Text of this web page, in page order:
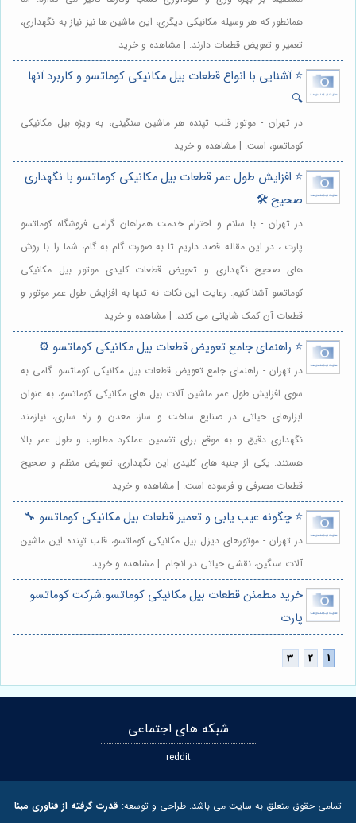
همانطور که هر وسیله مکانیکی دیگری، این ماشین ها نیز نیاز به نگهداری،
تعمیر و تعویض قطعات دارند. | مشاهده و خرید
⭐️ آشنایی با انواع قطعات بیل مکانیکی کوماتسو و کاربرد آنها
🔍
در تهران - موتور قلب تپنده هر ماشین سنگینی، به ویژه بیل مکانیکی
کوماتسو، است. | مشاهده و خرید
⭐️ افزایش طول عمر قطعات بیل مکانیکی کوماتسو با نگهداری
صحیح 🛠️
در تهران - با سلام و احترام خدمت همراهان گرامی فروشگاه کوماتسو
پارت ، در این مقاله قصد داریم تا به صورت گام به گام، شما را با روش
های صحیح نگهداری و تعویض قطعات کلیدی موتور بیل مکانیکی
کوماتسو آشنا کنیم. رعایت این نکات نه تنها به افزایش طول عمر موتور و
قطعات آن کمک شایانی می کند،. | مشاهده و خرید
⭐️ راهنمای جامع تعویض قطعات بیل مکانیکی کوماتسو ⚙️
در تهران - راهنمای جامع تعویض قطعات بیل مکانیکی کوماتسو: گامی به
سوی افزایش طول عمر ماشین آلات بیل های مکانیکی کوماتسو، به عنوان
ابزارهای حیاتی در صنایع ساخت و ساز، معدن و راه سازی، نیازمند
نگهداری دقیق و به موقع برای تضمین عملکرد مطلوب و طول عمر بالا
هستند. یکی از جنبه های کلیدی این نگهداری، تعویض منظم و صحیح
قطعات مصرفی و فرسوده است. | مشاهده و خرید
⭐️ چگونه عیب یابی و تعمیر قطعات بیل مکانیکی کوماتسو 🔧
در تهران - موتورهای دیزل بیل مکانیکی کوماتسو، قلب تپنده این ماشین
آلات سنگین، نقشی حیاتی در انجام. | مشاهده و خرید
خرید مطمئن قطعات بیل مکانیکی کوماتسو:شرکت کوماتسو
پارت
شبکه های اجتماعی
reddit
تمامی حقوق متعلق به سایت می باشد. طراحی و توسعه: قدرت گرفته از فناوری مبنا